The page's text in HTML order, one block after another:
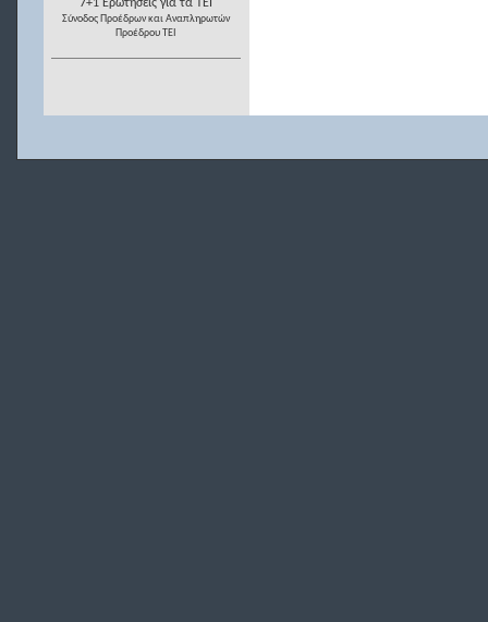
7+1 Ερωτήσεις για τα ΤΕΙ
Σύνοδος Προέδρων και Αναπληρωτών
Προέδρου ΤΕΙ